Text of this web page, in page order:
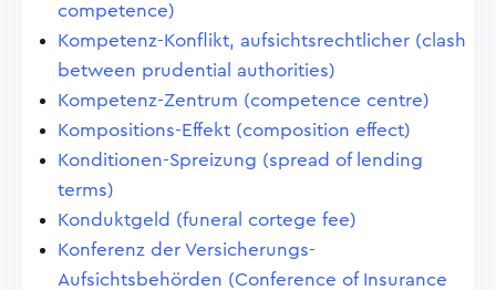
competence)
Kompetenz-Konflikt, aufsichtsrechtlicher (clash
between prudential authorities)
Kompetenz-Zentrum (competence centre)
Kompositions-Effekt (composition effect)
Konditionen-Spreizung (spread of lending
terms)
Konduktgeld (funeral cortege fee)
Konferenz der Versicherungs-
Aufsichtsbehörden (Conference of Insurance